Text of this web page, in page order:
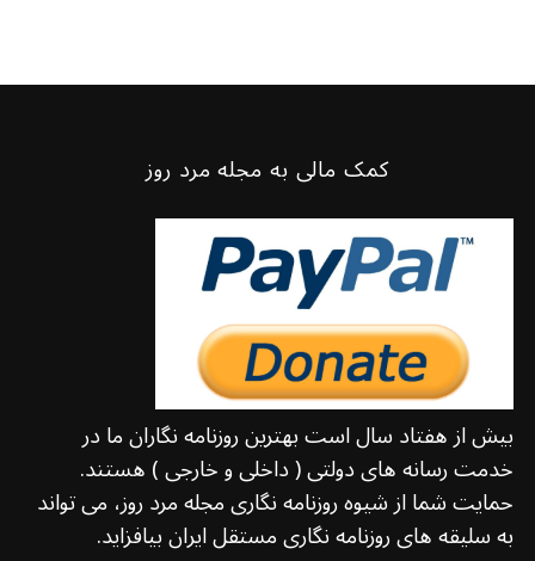
کمک مالی به مجله مرد روز
بیش از هفتاد سال است بهترین روزنامه نگاران ما در
خدمت رسانه های دولتی ( داخلی و خارجی ) هستند.
حمایت شما از شیوه روزنامه نگاری مجله مرد روز، می تواند
به سلیقه های روزنامه نگاری مستقل ایران بیافزاید.